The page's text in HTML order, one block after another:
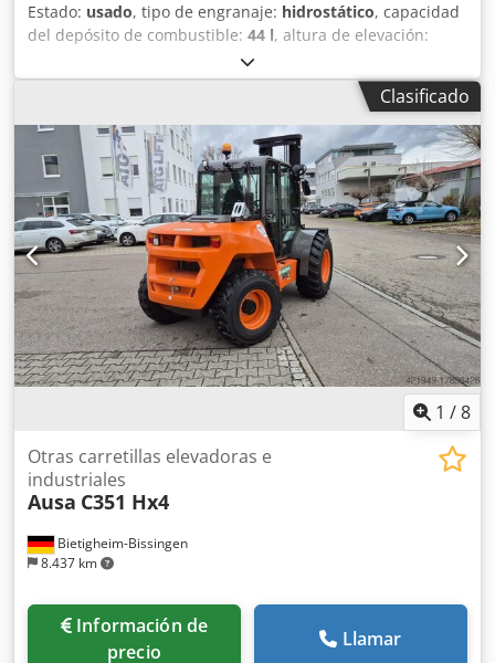
Estado: usado, tipo de engranaje: hidrostático, capacidad
del depósito de combustible: 44 l, altura de elevación:
, Año de fabricación:
funcionamiento:3.420 h, Transmisión: 2 marchas Ámbito
de aplicación: Minería Cjdpsy Nctlsfx Afneha Peso en vacío:
2.780 kg Capacidad de carga: 3.500 kg PBV: 6.280 kg
Dimensiones (lxanxal): 412 x 186 x 296 cm Capacidad de
carga: 2.737 l Ubicación: Casarrubios del monte (Toledo)
Con una capacidad de carga de 3,5 toneladas y tolva
giratoria de 180 grados, el dumper D350AHG es el modelo
de la gama media más equilibrado con una gran relación
potencia/capacidad. Gracias a ello, el D350AHG tiene un
rendimiento óptimo en cualquier tipo de trabajo. Marca de
motor: Kubota Capacidad de agua: 1.050 l Tolva colmada:
2.737 l Radio de giro: Exterior 4.680 mm Altura sin arco:
1.940 mm Motor de arranque: Eléctrico Transmisión:
Hidrostática 2 velocidades Ruedas: 11.5/80-15.3(14PR)
Clasificado
1 /8
Bietigheim-Bissingen
8.437 km
Otras carretillas elevadoras e
industriales
Ausa C351 Hx4
Información de
precio
Llamar